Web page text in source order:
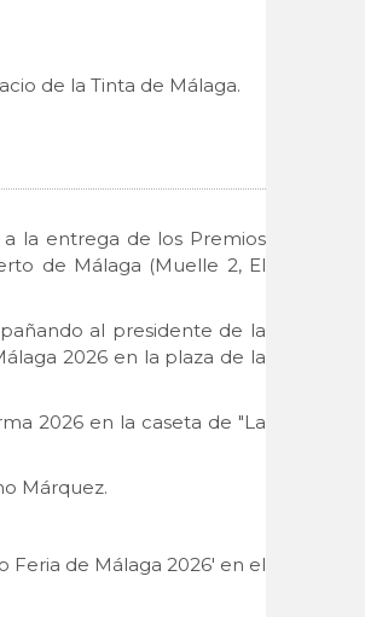
de la Tinta de Málaga.
la entrega de los Premios
de Málaga (Muelle 2, El
al presidente de la
2026 en la plaza de la
2026 en la caseta de "La
Márquez.
Feria de Málaga 2026' en el